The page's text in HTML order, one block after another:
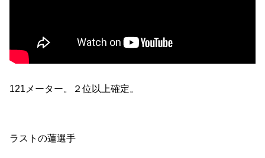
121メーター。２位以上確定。
ラストの蓮選手